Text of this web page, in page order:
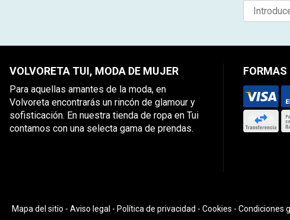
VOLVORETA TUI, MODA DE MUJER
Para aquellas amantes de la moda, en
Volvoreta encontrarás un rincón de glamour y
sofisticación. En nuestra tienda de ropa en Tui
contamos con una selecta gama de prendas.
FORMAS
Mapa del sitio - Aviso legal - Política de privacidad - Cookies - Condiciones